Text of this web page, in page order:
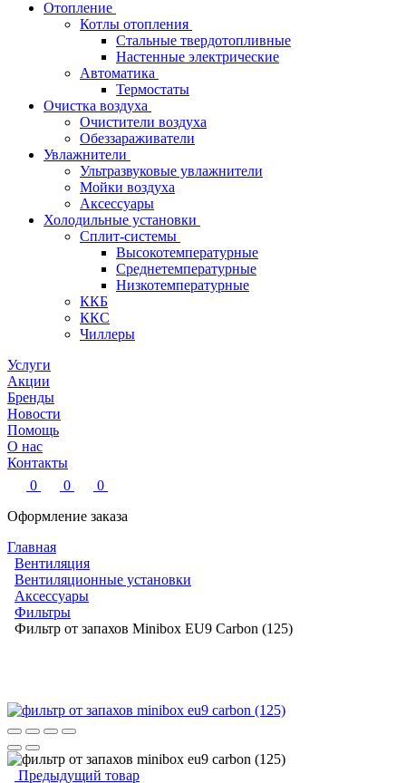
Отопление
Котлы отопления
Стальные твердотопливные
Настенные электрические
Автоматика
Термостаты
Очистка воздуха
Очистители воздуха
Обеззараживатели
Увлажнители
Ультразвуковые увлажнители
Мойки воздуха
Аксессуары
Холодильные установки
Сплит-системы
Высокотемпературные
Среднетемпературные
Низкотемпературные
ККБ
ККС
Чиллеры
Услуги
Акции
Бренды
Новости
Помощь
О нас
Контакты
0
0
0
Оформление заказа
Главная
Вентиляция
Вентиляционные установки
Аксессуары
Фильтры
Фильтр от запахов Minibox EU9 Carbon (125)
Предыдущий товар